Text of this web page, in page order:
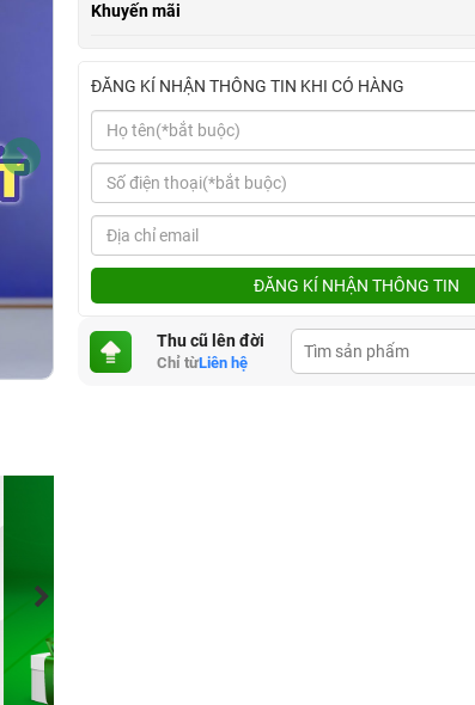
Khuyến mãi
ĐĂNG KÍ NHẬN THÔNG TIN KHI CÓ HÀNG
ĐĂNG KÍ NHẬN THÔNG TIN
Thu cũ lên đời
Chỉ từLiên hệ